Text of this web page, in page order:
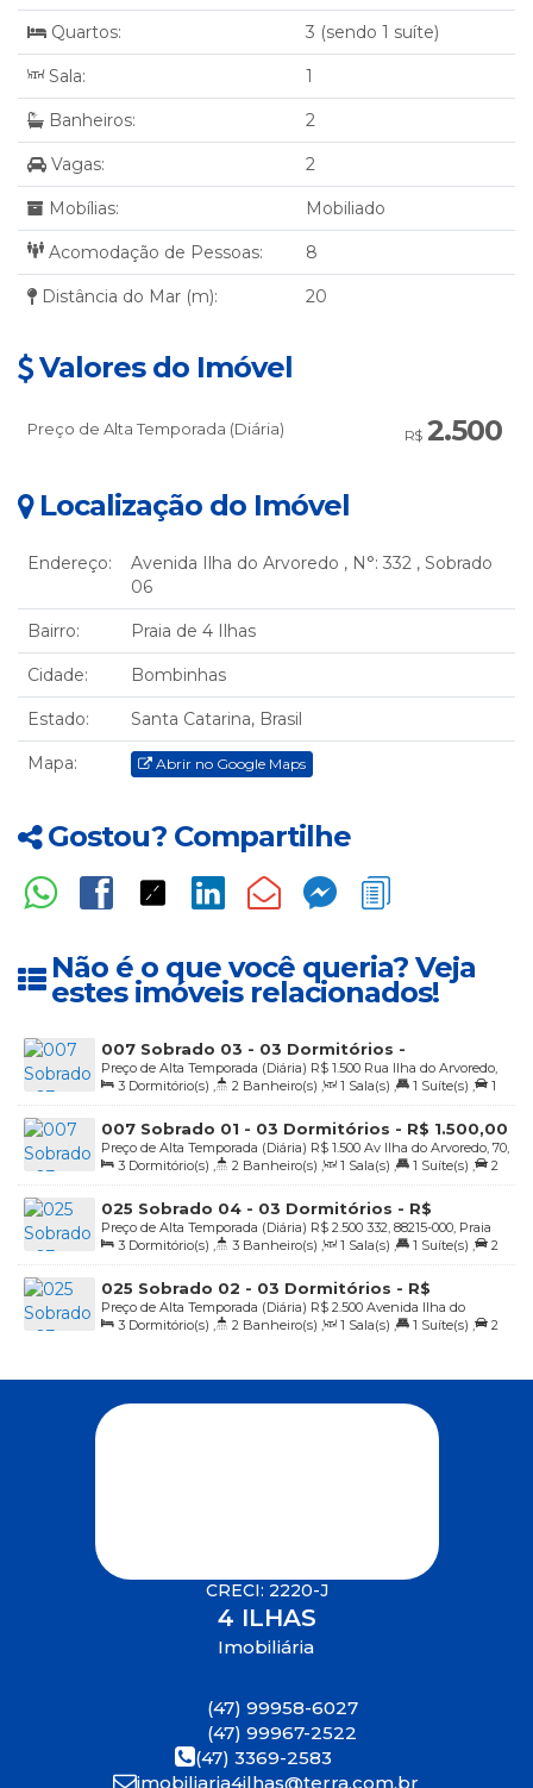
Quartos: 3 (sendo 1 suíte)
Sala: 1
Banheiros: 2
Vagas: 2
Mobílias: Mobiliado
Acomodação de Pessoas: 8
Distância do Mar (m): 20
Valores do Imóvel
R$ 2.500
Preço de Alta Temporada (Diária)
Localização do Imóvel
Endereço: Avenida Ilha do Arvoredo , N°: 332 , Sobrado
06
Bairro: Praia de 4 Ilhas
Cidade: Bombinhas
Estado: Santa Catarina, Brasil
Mapa: Abrir no Google Maps
Gostou? Compartilhe
Não é o que você queria? Veja
estes imóveis relacionados!
007 Sobrado 03 - 03 Dormitórios -
Residencial Ilha do Arvoredo - R$ 1.500,00
diária
R$ 1.500
Preço de Alta Temporada (Diária)
Rua Ilha do Arvoredo,
70, Praia de 4 Ilhas, Bombinhas, Santa Catarina, Brasil
3 Dormitório(s) 2 Banheiro(s) 1 Sala(s) 1 Suíte(s)
1
Vaga(s) , 20mDistância do Mar
007 Sobrado 01 - 03 Dormitórios - R$ 1.500,00
a diária
R$ 1.500
Preço de Alta Temporada (Diária)
Av Ilha do Arvoredo, 70,
Sobrado 01, 88215-000, Praia de 4 Ilhas, Bombinhas, Santa
Catarina, Brasil
3 Dormitório(s) 2 Banheiro(s) 1 Sala(s) 1 Suíte(s)
2
Vaga(s) , 20mDistância do Mar
025 Sobrado 04 - 03 Dormitórios - R$
2.500,00 a Diária
R$ 2.500
Preço de Alta Temporada (Diária)
332, 88215-000, Praia
de 4 Ilhas, Bombinhas, Santa Catarina, Brasil
3 Dormitório(s) 3 Banheiro(s) 1 Sala(s) 1 Suíte(s)
2
Vaga(s) , 20mDistância do Mar
025 Sobrado 02 - 03 Dormitórios - R$
2.500,00 a Diária
R$ 2.500
Preço de Alta Temporada (Diária)
Avenida Ilha do
Arvoredo, 332, Sobrado 02, 88215-000, 4 Ilhas, Bombinhas, Santa
3 Dormitório(s) 2 Banheiro(s) 1 Sala(s) 1 Suíte(s)
2
CRECI: 2220-J
4 ILHAS
Imobiliária
(47) 99958-6027
(47) 99967-2522
(47) 3369-2583
imobiliaria4ilhas@terra.com.br